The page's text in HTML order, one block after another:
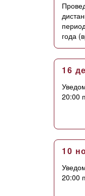
года
16
20:00
10
20:00